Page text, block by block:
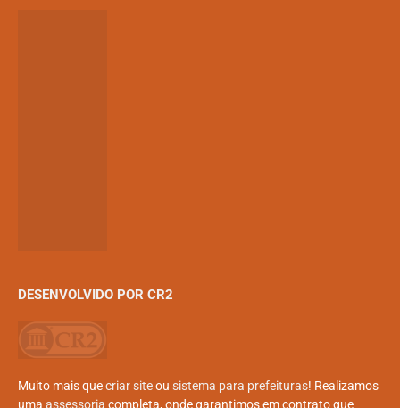
DESENVOLVIDO POR CR2
Muito mais quecriar siteou sistema para prefeituras! Realizamos
uma assessoria completa, onde garantimos em contrato que